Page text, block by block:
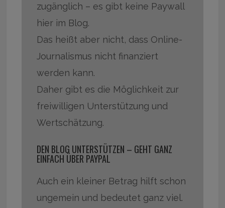
zugänglich – es gibt keine Paywall
hier im Blog.
Das heißt aber nicht, dass Online-
Journalismus nicht finanziert
werden kann.
Daher gibt es die Möglichkeit zur
freiwilligen Unterstützung und
Wertschätzung.
DEN BLOG UNTERSTÜTZEN – GEHT GANZ
EINFACH ÜBER PAYPAL
Auch ein kleiner Betrag hilft schon
ungemein und bedeutet ganz viel.